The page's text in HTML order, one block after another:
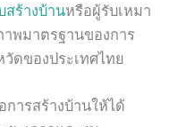
สร้างบ้านหรือผู้รับเหมา
พมาตรฐานของการ
ดของประเทศไทย
ารสร้างบ้านให้ได้